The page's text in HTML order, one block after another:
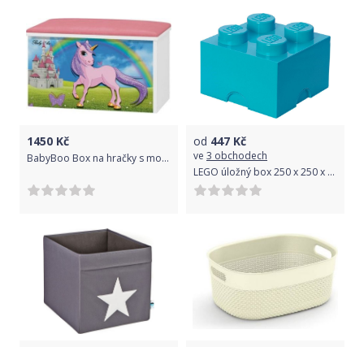
1450 Kč
BabyBoo Box na hračky s motivem Unicorn + čalouněné sedalo
od 447 Kč
ve 3 obchodech
LEGO úložný box 250 x 250 x 180 mm - azurová